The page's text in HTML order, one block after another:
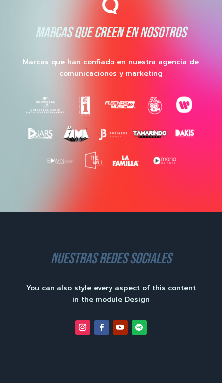
MARCAS QUE CREEN EN NOSOTROS
Marcas que han confiado en nuestra agencia de
comunicaciones y marketing
nuestras redes sociales
You can also style every aspect of this content
in the module Design